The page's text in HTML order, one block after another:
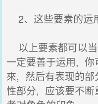
2、这些要素的运
以上要素都可以
一定要善于运用, 你
來, 然后有表现的
性部分, 应该要不